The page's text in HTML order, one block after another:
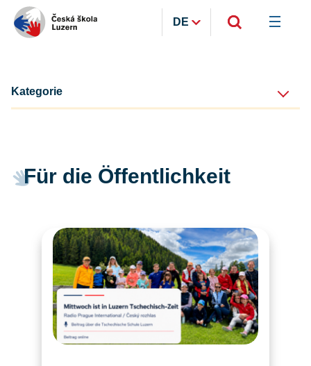
DE
Für die Öffentlichkeit
Kategorie